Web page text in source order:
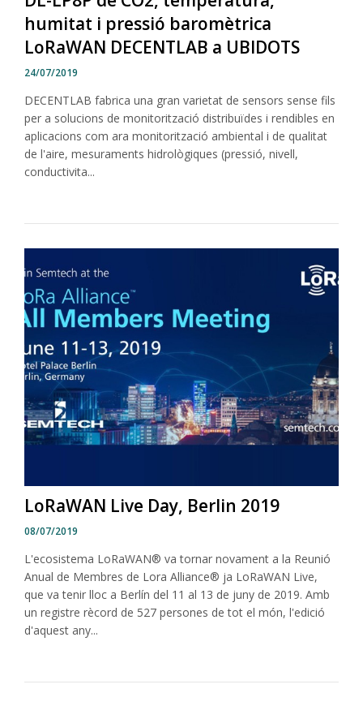
humitat i pressió baromètrica
LoRaWAN DECENTLAB a UBIDOTS
24/07/2019
DECENTLAB fabrica una gran varietat de sensors sense fils
per a solucions de monitorització distribuïdes i rendibles en
aplicacions com ara monitorització ambiental i de qualitat
de l'aire, mesuraments hidrològiques (pressió, nivell,
conductivita...
LoRaWAN Live Day, Berlin 2019
08/07/2019
L'ecosistema LoRaWAN® va tornar novament a la Reunió
Anual de Membres de Lora Alliance® ja LoRaWAN Live,
que va tenir lloc a Berlín del 11 al 13 de juny de 2019. Amb
un registre rècord de 527 persones de tot el món, l'edició
d'aquest any...